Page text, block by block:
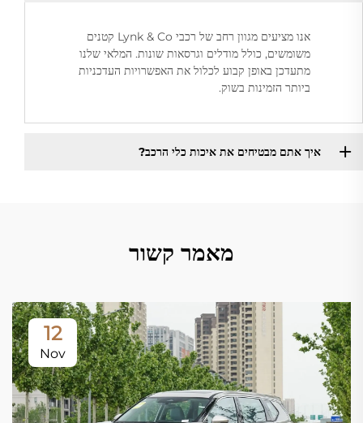
אנו מציעים מגוון רחב של רכבי Lynk & Co קטנים
משומשים, כולל מודלים וגרסאות שונות. המלאי שלנו
מתעדכן באופן קבוע לכלול את האפשרויות העדכניות
ביותר הזמינות בשוק.
איך אתם מבטיחים את איכות כלי הרכב?
מאמר קשור
12
Nov